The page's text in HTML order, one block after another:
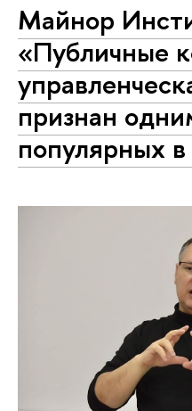
Майнор
«Публичные
признан
популярных в